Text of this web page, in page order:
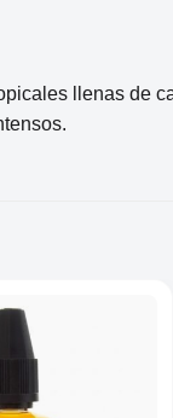
llenas de